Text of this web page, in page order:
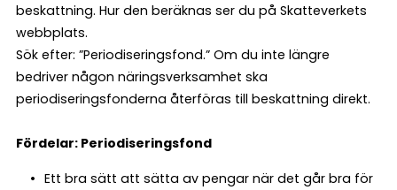
beskattning. Hur den beräknas ser du på Skatteverkets
webbplats.
Sök efter: ”Periodiseringsfond.” Om du inte längre
bedriver någon näringsverksamhet ska
periodiseringsfonderna återföras till beskattning direkt.
Fördelar: Periodiseringsfond
Ett bra sätt att sätta av pengar när det går bra för